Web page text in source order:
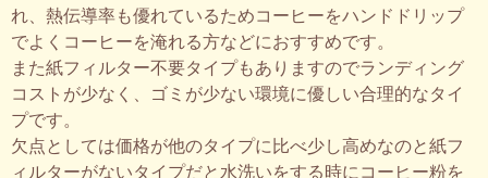
れ、熱伝導率も優れているためコーヒーをハンドドリップ
でよくコーヒーを淹れる方などにおすすめです。
また紙フィルター不要タイプもありますのでランディング
コストが少なく、ゴミが少ない環境に優しい合理的なタイ
プです。
欠点としては価格が他のタイプに比べ少し高めなのと紙フ
ィルターがないタイプだと水洗いをする時にコーヒー粉を